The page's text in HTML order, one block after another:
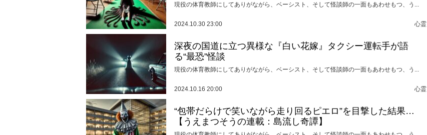
現役の体育教師にしてありがながら、ベーシスト、そして怪談師の一面もあわせもつ、う...
2024.10.30 23:00 心霊
深夜の国道に立つ異様な『白い花嫁』タクシー運転手が語
る“最恐”怪談
現役の体育教師にしてありがながら、ベーシスト、そして怪談師の一面もあわせもつ、う...
2024.10.16 20:00 心霊
“包帯だらけで笑いながら走り回るピエロ”を目撃した結果…
【うえまつそうの連載：島流し奇譚】